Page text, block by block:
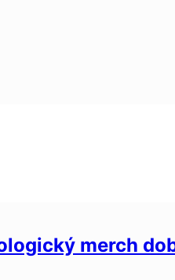
merch